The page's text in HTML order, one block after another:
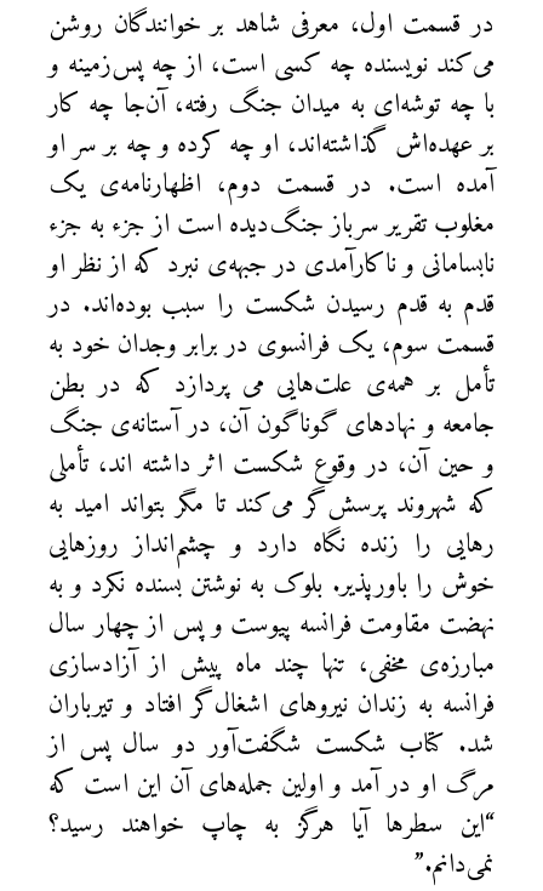
در قسمت اول، معرفی شاهد بر خوانندگان روشن
می‌کند نویسنده چه کسی است، از چه پس‌زمینه و
با چه توشه‌ای به میدان جنگ رفته، آن‌جا چه کار
بر عهده‌اش گذاشته‌اند، او چه کرده و چه بر سر او
آمده است. در قسمت دوم، اظهارنامه‌ی یک
مغلوب تقریر سرباز جنگ‌دیده است از جزء به جزء
نابسامانی و ناکارآمدی در جبهه‌ی نبرد که از نظر او
قدم به قدم رسیدن شکست را سبب بوده‌اند. در
قسمت سوم، یک فرانسوی در برابر وجدان خود به
تأمل بر همه‌‌ی علت‌هایی می پردازد که در بطن
جامعه و نهادهای گوناگون آن، در آستانه‌ی جنگ
و حین آن، در وقوع شکست اثر داشته اند، تأملی
که شهروند پرسش‌گر می‌کند تا مگر بتواند امید به
رهایی را زنده نگاه دارد و چشم‌انداز روزهایی
خوش را باورپذیر. بلوک به نوشتن بسنده نکرد و به
نهضت مقاومت فرانسه پیوست و پس از چهار سال
مبارزه‌ی مخفی، تنها چند ماه پیش از آزادسازی
فرانسه به زندان نیروهای اشغال‌گر افتاد و تیرباران
شد. کتاب شکست شگفت‌آور دو سال پس از
مرگ او در آمد و اولین جمله‌های آن این است که
“این سطرها آیا هرگز به چاپ خواهند رسید؟
نمی‌دانم.”